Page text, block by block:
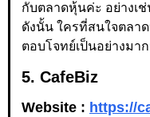
กับตลาดหุ้นค่ะ อย่างเช่
ดังนั้น ใครที่สนใจตลา
ตอบโจทย์เป็นอย่างมาก
5. CafeBiz
Website : https://